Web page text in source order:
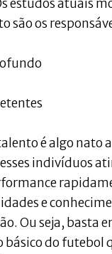
estudos atuais
são os
é algo nato
indivíduos
e
Ou seja, basta
básico do futebol